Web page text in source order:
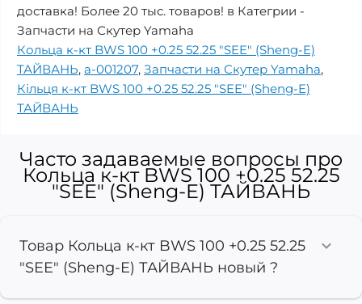
доставка! Более 20 тыс. товаров! в Категрии -
Запчасти на Скутер Yamaha
Кольца к-кт BWS 100 +0.25 52.25 "SEE" (Sheng-E)
ТАЙВАНЬ, a-001207, Запчасти на Скутер Yamaha,
Кільця к-кт BWS 100 +0.25 52.25 "SEE" (Sheng-E)
ТАЙВАНЬ
Часто задаваемые вопросы про
Кольца к-кт BWS 100 +0.25 52.25
"SEE" (Sheng-E) ТАЙВАНЬ
Товар Кольца к-кт BWS 100 +0.25 52.25
"SEE" (Sheng-E) ТАЙВАНЬ новый ?